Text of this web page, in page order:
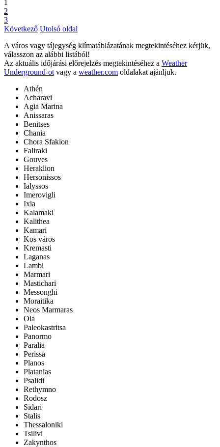
1
2
3
Következő Utolsó oldal
A város vagy tájegység klímatáblázatának megtekintéséhez kérjük,
válasszon az alábbi listából!
Az aktuális időjárási előrejelzés megtekintéséhez a Weather
Underground-ot vagy a weather.com oldalakat ajánljuk.
Athén
Acharavi
Agia Marina
Anissaras
Benitses
Chania
Chora Sfakion
Faliraki
Gouves
Heraklion
Hersonissos
Ialyssos
Imerovigli
Ixia
Kalamaki
Kalithea
Kamari
Kos város
Kremasti
Laganas
Lambi
Marmari
Mastichari
Messonghi
Moraitika
Neos Marmaras
Oia
Paleokastritsa
Panormo
Paralia
Perissa
Planos
Platanias
Psalidi
Rethymno
Rodosz
Sidari
Stalis
Thessaloniki
Tsilivi
Zakynthos